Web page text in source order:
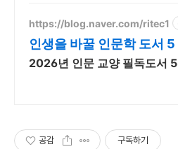
https://blog.naver.com/ritec1
인생을 바꿀 인문학 도서 5
2026년
공감 구독하기